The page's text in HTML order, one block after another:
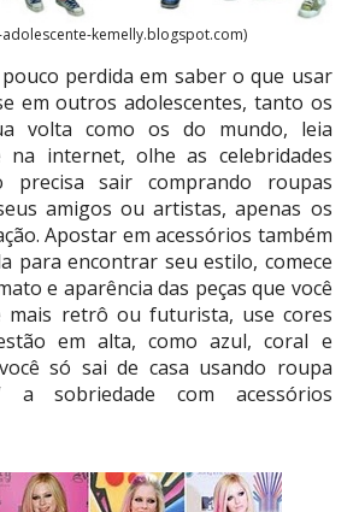
adolescente-kemelly.blogspot.com)
perdida em saber o que usar
em outros adolescentes, tanto os
volta como os do mundo, leia
na internet, olhe as celebridades
precisa sair comprando roupas
amigos ou artistas, apenas os
Apostar em acessórios também
para encontrar seu estilo, comece
e aparência das peças que você
mais retrô ou futurista, use cores
em alta, como azul, coral e
só sai de casa usando roupa
a sobriedade com acessórios